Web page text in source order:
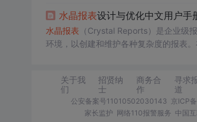
[img=http://hi.csdn.net/attachment/
图画的有点丑，第二联、第三联和第一
遇到的主要问题如下：
水晶报表设计与优化中文用户手
水晶报表 （Crystal Reports）是企业级
环境，以创建和维护各种复杂度的报表
置和大小。
关于我
们
招贤纳
士
商务合
作
寻求
道
公安备案号11010502030143 京ICP
家长监护 网络110报警服务 中国